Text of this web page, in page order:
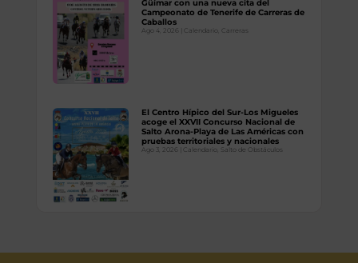
Güímar con una nueva cita del
Campeonato de Tenerife de Carreras de
Caballos
Ago 4, 2026 Calendario, Carreras
El Centro Hípico del Sur-Los Migueles
acoge el XXVII Concurso Nacional de
Salto Arona-Playa de Las Américas con
pruebas territoriales y nacionales
Ago 3, 2026 Calendario, Salto de Obstáculos